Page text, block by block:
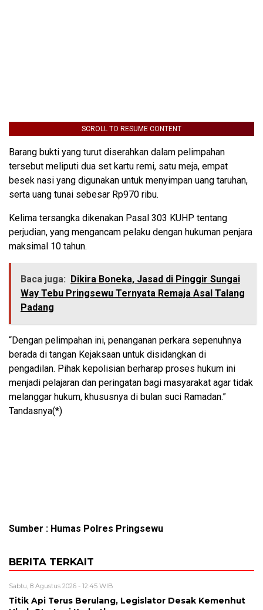
SCROLL TO RESUME CONTENT
Barang bukti yang turut diserahkan dalam pelimpahan
tersebut meliputi dua set kartu remi, satu meja, empat
besek nasi yang digunakan untuk menyimpan uang taruhan,
serta uang tunai sebesar Rp970 ribu.
Kelima tersangka dikenakan Pasal 303 KUHP tentang
perjudian, yang mengancam pelaku dengan hukuman penjara
maksimal 10 tahun.
Baca juga:
Dikira Boneka, Jasad di Pinggir Sungai
Way Tebu Pringsewu Ternyata Remaja Asal Talang
Padang
“Dengan pelimpahan ini, penanganan perkara sepenuhnya
berada di tangan Kejaksaan untuk disidangkan di
pengadilan. Pihak kepolisian berharap proses hukum ini
menjadi pelajaran dan peringatan bagi masyarakat agar tidak
melanggar hukum, khususnya di bulan suci Ramadan.”
Tandasnya(*)
Sumber : Humas Polres Pringsewu
BERITA TERKAIT
Sabtu, 8 Agustus 2026 - 12:45 WIB
Titik Api Terus Berulang, Legislator Desak Kemenhut